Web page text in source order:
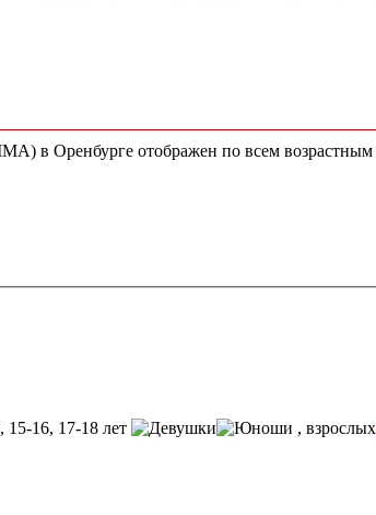
в Оренбурге отображен по всем
15-16, 17-18 лет , взрослых